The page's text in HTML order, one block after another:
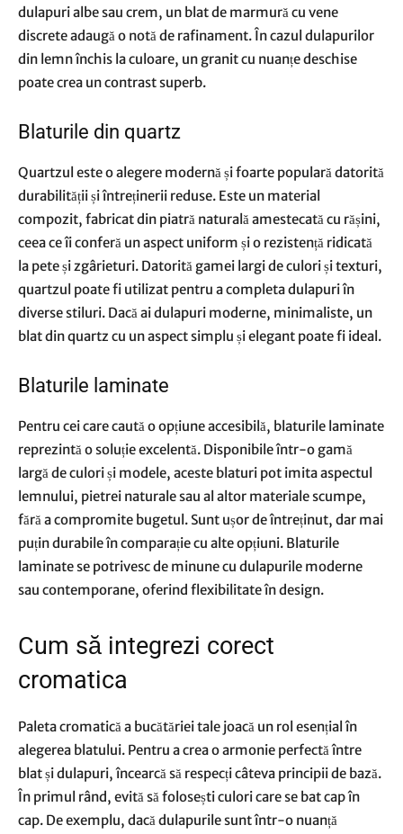
dulapuri albe sau crem, un blat de marmură cu vene
discrete adaugă o notă de rafinament. În cazul dulapurilor
din lemn închis la culoare, un granit cu nuanțe deschise
poate crea un contrast superb.
Blaturile din quartz
Quartzul este o alegere modernă și foarte populară datorită
durabilității și întreținerii reduse. Este un material
compozit, fabricat din piatră naturală amestecată cu rășini,
ceea ce îi conferă un aspect uniform și o rezistență ridicată
la pete și zgârieturi. Datorită gamei largi de culori și texturi,
quartzul poate fi utilizat pentru a completa dulapuri în
diverse stiluri. Dacă ai dulapuri moderne, minimaliste, un
blat din quartz cu un aspect simplu și elegant poate fi ideal.
Blaturile laminate
Pentru cei care caută o opțiune accesibilă, blaturile laminate
reprezintă o soluție excelentă. Disponibile într-o gamă
largă de culori și modele, aceste blaturi pot imita aspectul
lemnului, pietrei naturale sau al altor materiale scumpe,
fără a compromite bugetul. Sunt ușor de întreținut, dar mai
puțin durabile în comparație cu alte opțiuni. Blaturile
laminate se potrivesc de minune cu dulapurile moderne
sau contemporane, oferind flexibilitate în design.
Cum să integrezi corect
cromatica
Paleta cromatică a bucătăriei tale joacă un rol esențial în
alegerea blatului. Pentru a crea o armonie perfectă între
blat și dulapuri, încearcă să respecți câteva principii de bază.
În primul rând, evită să folosești culori care se bat cap în
cap. De exemplu, dacă dulapurile sunt într-o nuanță